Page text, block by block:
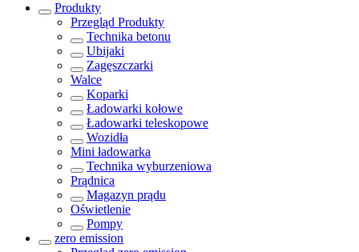
Produkty
Przegląd Produkty
Technika betonu
Ubijaki
Zagęszczarki
Walce
Koparki
Ładowarki kołowe
Ładowarki teleskopowe
Wozidła
Mini ładowarka
Technika wyburzeniowa
Prądnica
Magazyn prądu
Oświetlenie
Pompy
zero emission